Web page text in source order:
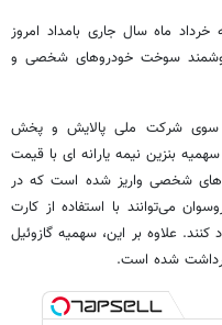
بهار مربوط به خرداد ماه سال جاری بامداد امروز
کارت‌های هوشمند سوخت خودروهای شخصی و
سوی شرکت ملی پالایش و پخش
نفتی، بامداد امروز جمعه ۶۰ لیتر سهمیه بنزین نیمه یارانه ای با قیمت
شخصی واریز شده است که در
۷۰۰ تومانی خودروسوان می‌توانند با استفاده از کارت
علاوه بر این، سهمیه گازوئیل
برداشت شده است.